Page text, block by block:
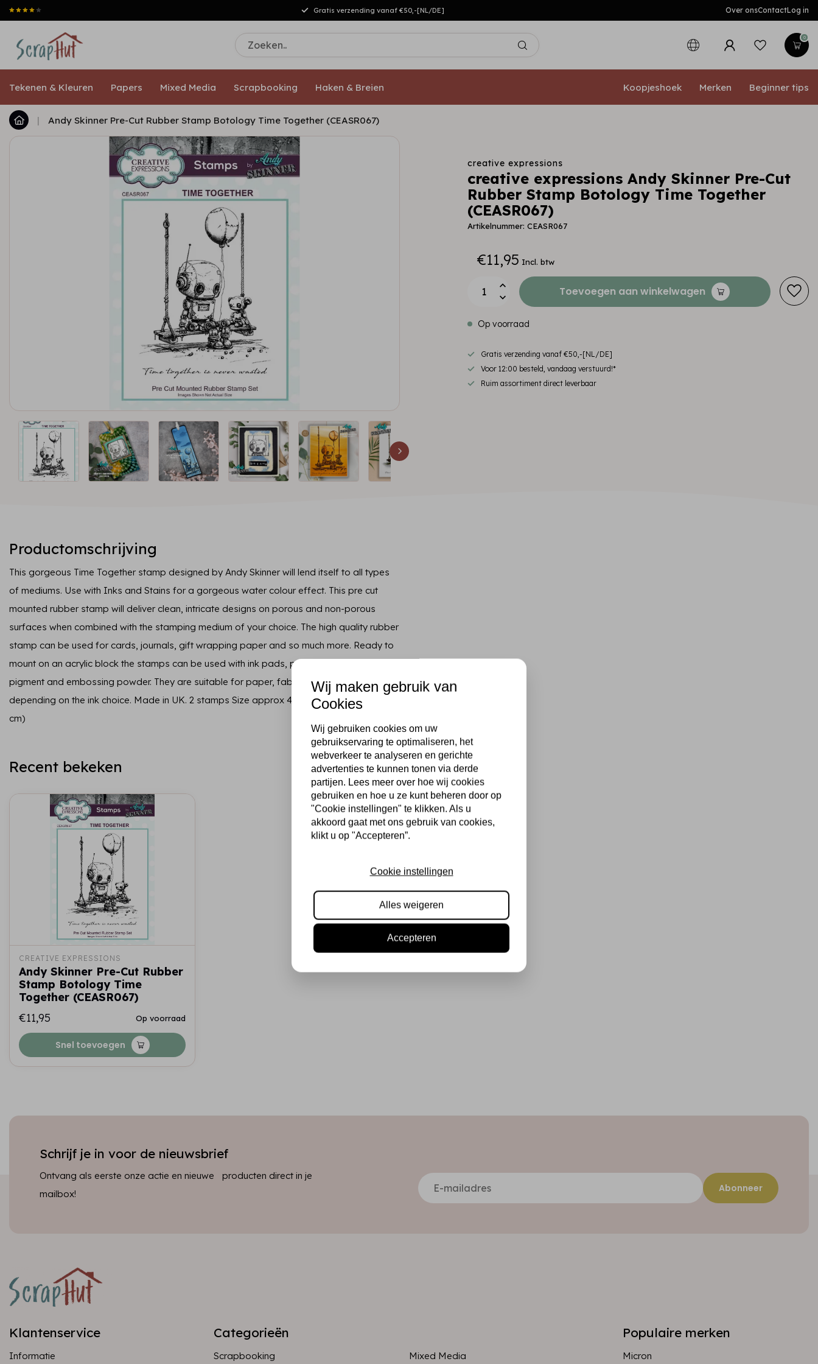
Gratis verzending vanaf €50,-[NL/DE] Over onsContactLog in
0
Tekenen & Kleuren Papers Mixed Media Scrapbooking Haken & Breien Koopjeshoek Merken Beginner tips
| Andy Skinner Pre-Cut Rubber Stamp Botology Time Together (CEASR067)
creative expressions
creative expressions Andy Skinner Pre-Cut
Rubber Stamp Botology Time Together
(CEASR067)
Artikelnummer: CEASR067
€11,95 Incl. btw
Toevoegen aan winkelwagen
Op voorraad
Gratis verzending vanaf €50,-[NL/DE]
Voor 12:00 besteld, vandaag verstuurd!*
Ruim assortiment direct leverbaar
Productomschrijving
This gorgeous Time Together stamp designed by Andy Skinner will lend itself to all types
of mediums. Use with Inks and Stains for a gorgeous water colour effect. This pre cut
mounted rubber stamp will deliver clean, intricate designs on porous and non-porous
surfaces when combined with the stamping medium of your choice. The high quality rubber
stamp can be used for cards, journals, gift wrapping paper and so much more. Ready to
mount on an acrylic block the stamps can be used with ink pads, paint, or used with
pigment and embossing powder. They are suitable for paper, fabric and other surfaces
depending on the ink choice. Made in UK. 2 stamps Size approx 4.7 in x 3.8 in (12.2 cm x 9.6
cm)
Recent bekeken
CREATIVE EXPRESSIONS
Andy Skinner Pre-Cut Rubber
Stamp Botology Time
Together (CEASR067)
€11,95
Op voorraad
Snel toevoegen
Schrijf je in voor de nieuwsbrief
Ontvang als eerste onze actie en nieuwe producten direct in je
mailbox!
Abonneer
Klantenservice
Informatie
Categorieën
Scrapbooking Mixed Media
Populaire merken
Micron
Wij maken gebruik van
Cookies
Wij gebruiken cookies om uw
gebruikservaring te optimaliseren, het
webverkeer te analyseren en gerichte
advertenties te kunnen tonen via derde
partijen. Lees meer over hoe wij cookies
gebruiken en hoe u ze kunt beheren door op
"Cookie instellingen" te klikken. Als u
akkoord gaat met ons gebruik van cookies,
klikt u op "Accepteren”.
Cookie instellingen
Alles weigeren
Accepteren